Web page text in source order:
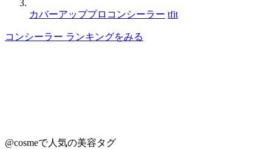
カバーアッププロコンシーラー tfit
コンシーラー ランキングをみる
@cosmeで人気の美容タグ